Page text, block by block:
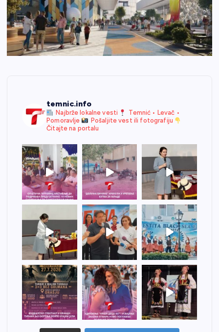
temnic.info
Najbrže lokalne vesti
Temnić • Levač •
Pomoravlje
Pošaljite vest ili fotografiju
Čitajte na portalu